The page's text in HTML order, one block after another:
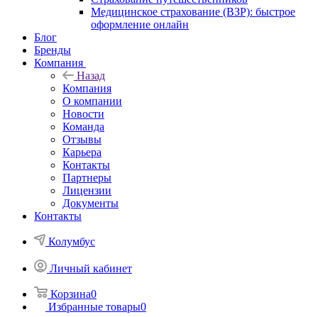
Медицинское страхование (ВЗР): быстрое
оформление онлайн
Блог
Бренды
Компания
Назад
Компания
О компании
Новости
Команда
Отзывы
Карьера
Контакты
Партнеры
Лицензии
Документы
Контакты
Колумбус
Личный кабинет
Корзина0
Избранные товары0